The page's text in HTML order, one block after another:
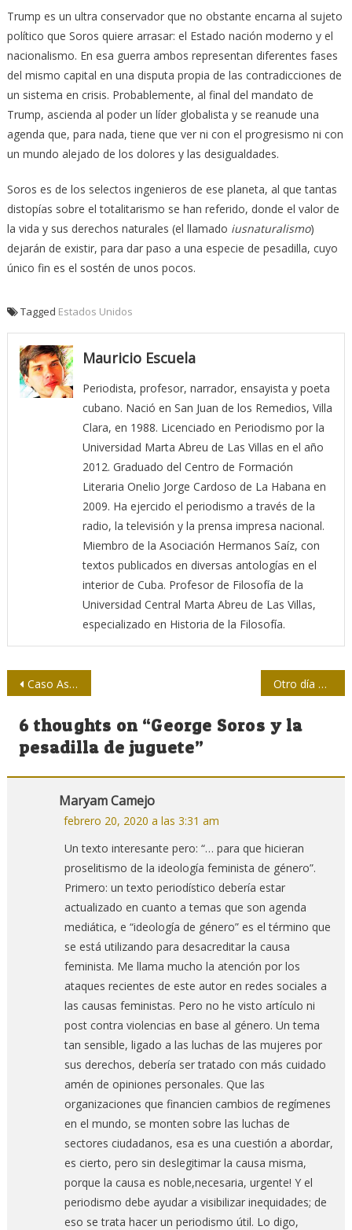
Trump es un ultra conservador que no obstante encarna al sujeto
político que Soros quiere arrasar: el Estado nación moderno y el
nacionalismo. En esa guerra ambos representan diferentes fases
del mismo capital en una disputa propia de las contradicciones de
un sistema en crisis. Probablemente, al final del mandato de
Trump, ascienda al poder un líder globalista y se reanude una
agenda que, para nada, tiene que ver ni con el progresismo ni con
un mundo alejado de los dolores y las desigualdades.
Soros es de los selectos ingenieros de ese planeta, al que tantas
distopías sobre el totalitarismo se han referido, donde el valor de
la vida y sus derechos naturales (el llamado iusnaturalismo)
dejarán de existir, para dar paso a una especie de pesadilla, cuyo
único fin es el sostén de unos pocos.
Tagged Estados Unidos
Mauricio Escuela
Periodista, profesor, narrador, ensayista y poeta
cubano. Nació en San Juan de los Remedios, Villa
Clara, en 1988. Licenciado en Periodismo por la
Universidad Marta Abreu de Las Villas en el año
2012. Graduado del Centro de Formación
Literaria Onelio Jorge Cardoso de La Habana en
2009. Ha ejercido el periodismo a través de la
radio, la televisión y la prensa impresa nacional.
Miembro de la Asociación Hermanos Saíz, con
textos publicados en diversas antologías en el
interior de Cuba. Profesor de Filosofía de la
Universidad Central Marta Abreu de Las Villas,
especializado en Historia de la Filosofía.
Navegación
de
entradas
Caso Assange pone en juego el futuro del periodismo, alerta Wikileaks Otro día para la lengua materna: 21 de febrero
6 thoughts on “George Soros y la
pesadilla de juguete”
Maryam Camejo
febrero 20, 2020 a las 3:31 am
Un texto interesante pero: “… para que hicieran
proselitismo de la ideología feminista de género”.
Primero: un texto periodístico debería estar
actualizado en cuanto a temas que son agenda
mediática, e “ideología de género” es el término que
se está utilizando para desacreditar la causa
feminista. Me llama mucho la atención por los
ataques recientes de este autor en redes sociales a
las causas feministas. Pero no he visto artículo ni
post contra violencias en base al género. Un tema
tan sensible, ligado a las luchas de las mujeres por
sus derechos, debería ser tratado con más cuidado
amén de opiniones personales. Que las
organizaciones que financien cambios de regímenes
en el mundo, se monten sobre las luchas de
sectores ciudadanos, esa es una cuestión a abordar,
es cierto, pero sin deslegitimar la causa misma,
porque la causa es noble,necesaria, urgente! Y el
periodismo debe ayudar a visibilizar inequidades; de
eso se trata hacer un periodismo útil. Lo digo,